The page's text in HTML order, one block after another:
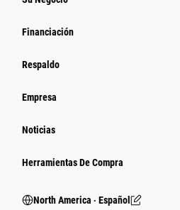
Financiación
Respaldo
Empresa
Noticias
Herramientas De Compra
North America ‧ Español